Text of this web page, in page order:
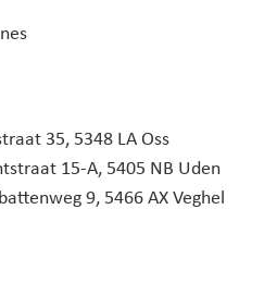
35, 5348 LA Oss
15-A, 5405 NB Uden
9, 5466 AX Veghel